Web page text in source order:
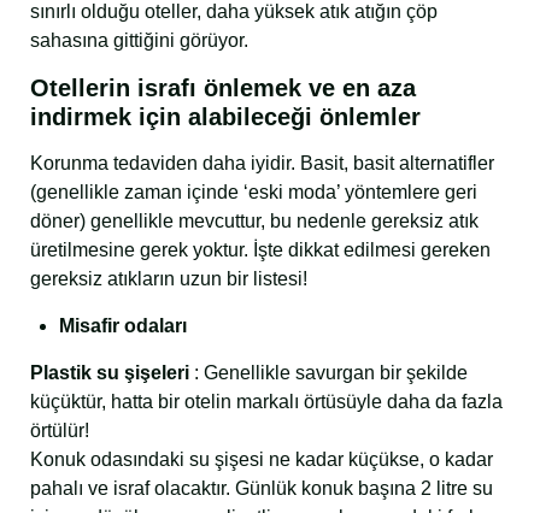
sınırlı olduğu oteller, daha yüksek atık atığın çöp
sahasına gittiğini görüyor.
Otellerin israfı önlemek ve en aza
indirmek için alabileceği önlemler
Korunma tedaviden daha iyidir. Basit, basit alternatifler
(genellikle zaman içinde ‘eski moda’ yöntemlere geri
döner) genellikle mevcuttur, bu nedenle gereksiz atık
üretilmesine gerek yoktur. İşte dikkat edilmesi gereken
gereksiz atıkların uzun bir listesi!
Misafir odaları
Plastik su şişeleri : Genellikle savurgan bir şekilde
küçüktür, hatta bir otelin markalı örtüsüyle daha da fazla
örtülür!
Konuk odasındaki su şişesi ne kadar küçükse, o kadar
pahalı ve israf olacaktır. Günlük konuk başına 2 litre su